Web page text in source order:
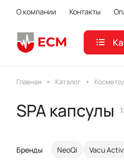
О компании Контакты
Главная Каталог
SPA капсулы
Бренды NeoQi Vacu Activ